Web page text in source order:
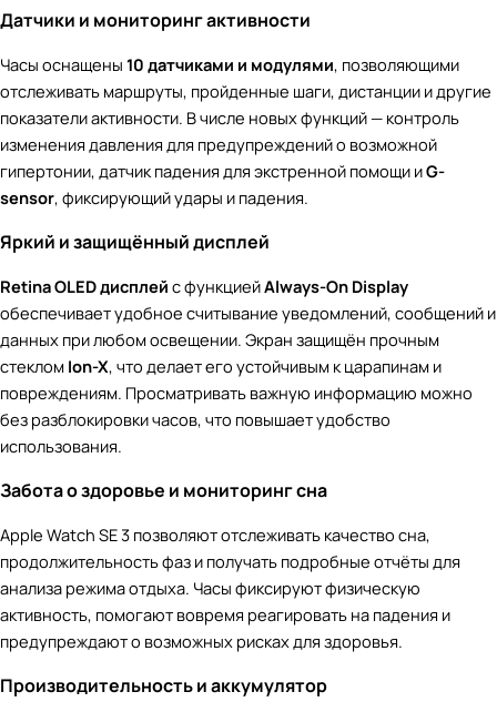
Датчики и мониторинг активности
Часы оснащены 10 датчиками и модулями, позволяющими
отслеживать маршруты, пройденные шаги, дистанции и другие
показатели активности. В числе новых функций — контроль
изменения давления для предупреждений о возможной
гипертонии, датчик падения для экстренной помощи иG-
sensor, фиксирующий удары и падения.
Яркий и защищённый дисплей
Retina OLED дисплей с функциейAlways-On Display
обеспечивает удобное считывание уведомлений, сообщений и
данных при любом освещении. Экран защищён прочным
стеклом Ion-X, что делает его устойчивым к царапинам и
повреждениям. Просматривать важную информацию можно
без разблокировки часов, что повышает удобство
использования.
Забота о здоровье и мониторинг сна
Apple Watch SE 3 позволяют отслеживать качество сна,
продолжительность фаз и получать подробные отчёты для
анализа режима отдыха. Часы фиксируют физическую
активность, помогают вовремя реагировать на падения и
предупреждают о возможных рисках для здоровья.
Производительность и аккумулятор